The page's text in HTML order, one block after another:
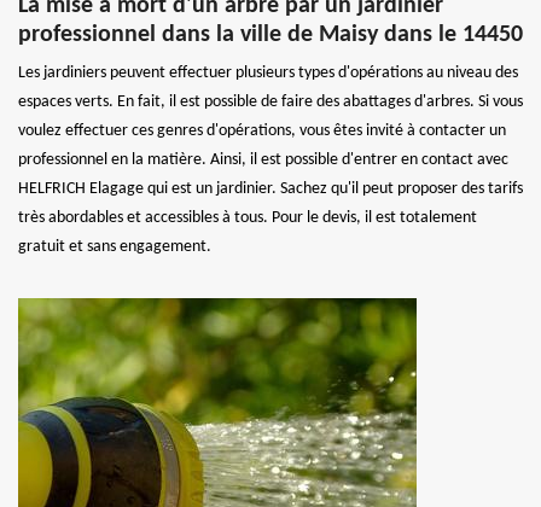
La mise à mort d'un arbre par un jardinier
professionnel dans la ville de Maisy dans le 14450
Les jardiniers peuvent effectuer plusieurs types d'opérations au niveau des
espaces verts. En fait, il est possible de faire des abattages d'arbres. Si vous
voulez effectuer ces genres d'opérations, vous êtes invité à contacter un
professionnel en la matière. Ainsi, il est possible d'entrer en contact avec
HELFRICH Elagage qui est un jardinier. Sachez qu'il peut proposer des tarifs
très abordables et accessibles à tous. Pour le devis, il est totalement
gratuit et sans engagement.